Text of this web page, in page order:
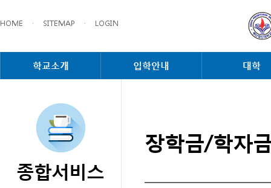
HOME · SITEMAP · LOGIN
학교소개 입학안내 대학
종합서비스
장학금/학자